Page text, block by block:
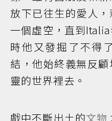
放下已往生的愛人
一個虛空，直到
時他又發掘了不得
結，他始終義無反
靈的世界裡去。
戲中不斷出土的文物